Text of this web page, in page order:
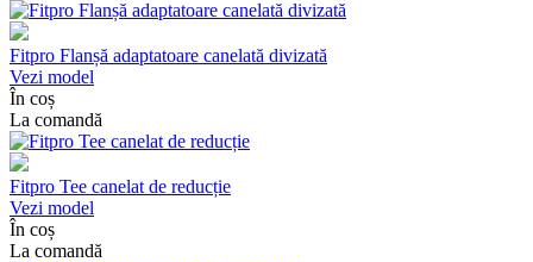
Fitpro Flanșă adaptatoare canelată divizată
Vezi model
În coș
La comandă
Fitpro Tee canelat de reducție
Vezi model
În coș
La comandă